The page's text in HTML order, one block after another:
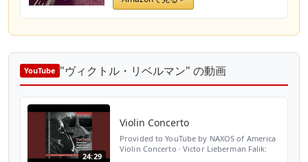
YouTube "ヴィクトル・リベルマン" の動画
24:29
Violin Concerto
Provided to YouTube by NAXOS of America
Violin Concerto · Victor Lieberman Falik: